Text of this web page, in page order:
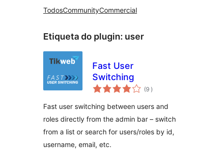
TodosCommunityCommercial
Etiqueta do plugin: user
Fast User
Switching
(9 classificações
)
Fast user switching between users and
roles directly from the admin bar – switch
from a list or search for users/roles by id,
username, email, etc.